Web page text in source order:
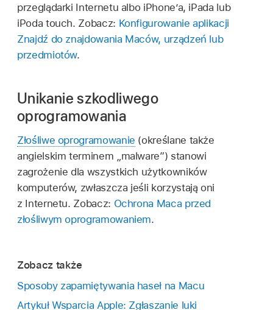
przeglądarki Internetu albo iPhone’a, iPada lub
iPoda touch. Zobacz: Konfigurowanie aplikacji
Znajdź do znajdowania Maców, urządzeń lub
przedmiotów.
Unikanie szkodliwego
oprogramowania
Złośliwe oprogramowanie (określane także
angielskim terminem „malware”) stanowi
zagrożenie dla wszystkich użytkowników
komputerów, zwłaszcza jeśli korzystają oni
z Internetu. Zobacz: Ochrona Maca przed
złośliwym oprogramowaniem.
Zobacz także
Sposoby zapamiętywania haseł na Macu
Artykuł Wsparcia Apple: Zgłaszanie luki